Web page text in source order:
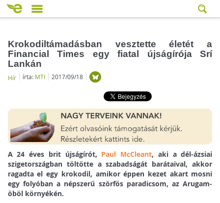
Krokodiltámadásban vesztette életét a
Financial Times egy fiatal újságírója Srí
Lankán
Hír írta: MTI 2017/09/18
A 24 éves brit újságírót, Paul McCleant, aki a dél-ázsiai
szigetországban töltötte a szabadságát barátaival, akkor
ragadta el egy krokodil, amikor éppen kezet akart mosni
egy folyóban a népszerű szörfös paradicsom, az Arugam-
öböl környékén.